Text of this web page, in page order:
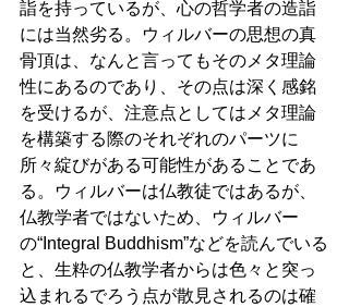
詣を持っているが、心の哲学者の造詣
には当然劣る。ウィルバーの思想の真
骨頂は、なんと言ってもそのメタ理論
性にあるのであり、その点は深く感銘
を受けるが、注意点としてはメタ理論
を構築する際のそれぞれのパーツに
所々綻びがある可能性があることであ
る。ウィルバーは仏教徒ではあるが、
仏教学者ではないため、ウィルバー
の“Integral Buddhism”などを読んでいる
と、生粋の仏教学者からは色々と突っ
込まれるでろう点が散見されるのは確